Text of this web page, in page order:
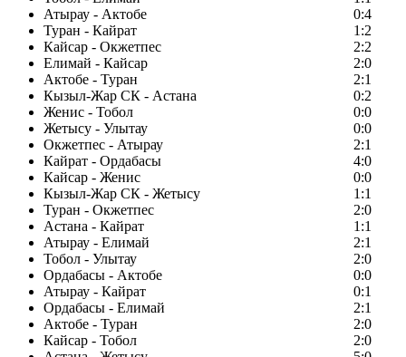
Атырау - Актобе
0:4
Туран - Кайрат
1:2
Кайсар - Окжетпес
2:2
Елимай - Кайсар
2:0
Актобе - Туран
2:1
Кызыл-Жар СК - Астана
0:2
Женис - Тобол
0:0
Жетысу - Улытау
0:0
Окжетпес - Атырау
2:1
Кайрат - Ордабасы
4:0
Кайсар - Женис
0:0
Кызыл-Жар СК - Жетысу
1:1
Туран - Окжетпес
2:0
Астана - Кайрат
1:1
Атырау - Елимай
2:1
Тобол - Улытау
2:0
Ордабасы - Актобе
0:0
Атырау - Кайрат
0:1
Ордабасы - Елимай
2:1
Актобе - Туран
2:0
Кайсар - Тобол
2:0